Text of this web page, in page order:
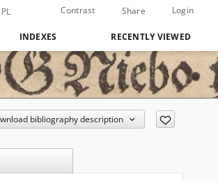
PL Contrast Share Login
INDEXES RECENTLY VIEWED
bibliography description